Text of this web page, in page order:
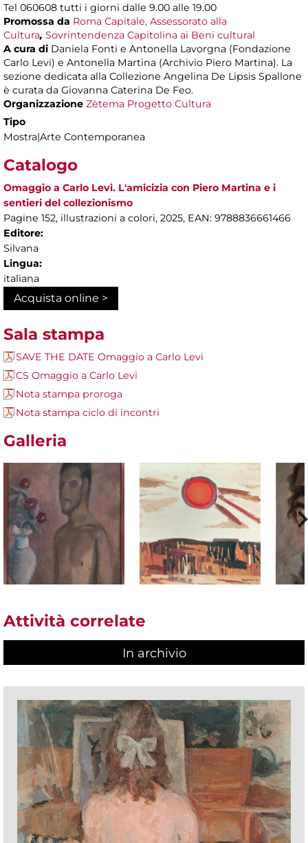
Tel 060608 tutti i giorni dalle 9.00 alle 19.00
Promossa da Roma Capitale, Assessorato alla
Cultura, Sovrintendenza Capitolina ai Beni cultural
A cura di Daniela Fonti e Antonella Lavorgna (Fondazione
Carlo Levi) e Antonella Martina (Archivio Piero Martina). La
sezione dedicata alla Collezione Angelina De Lipsis Spallone
è curata da Giovanna Caterina De Feo.
Organizzazione Zètema Progetto Cultura
Tipo
Mostra|Arte Contemporanea
Catalogo
Omaggio a Carlo Levi. L'amicizia con Piero Martina e i
sentieri del collezionismo
Pagine 152, illustrazioni a colori, 2025, EAN: 9788836661466
Editore:
Silvana
Lingua:
italiana
Acquista online >
Sala stampa
SAVE THE DATE Omaggio a Carlo Levi
CS Omaggio a Carlo Levi
Nota stampa proroga
Nota stampa ciclo di incontri
Galleria
Attività correlate
In archivio